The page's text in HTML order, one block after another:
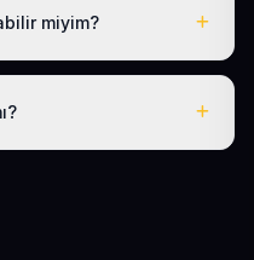
miyim?
ücretsiz revizyon
da uygun bakım